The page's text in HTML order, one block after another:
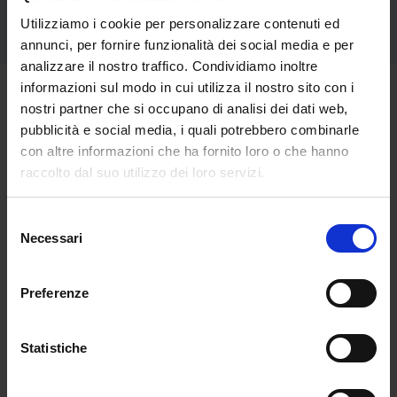
Utilizziamo i cookie per personalizzare contenuti ed
annunci, per fornire funzionalità dei social media e per
analizzare il nostro traffico. Condividiamo inoltre
informazioni sul modo in cui utilizza il nostro sito con i
nostri partner che si occupano di analisi dei dati web,
pubblicità e social media, i quali potrebbero combinarle
con altre informazioni che ha fornito loro o che hanno
raccolto dal suo utilizzo dei loro servizi.
delNecessari
Preferenze
Statistiche
MASTER FACOLTÀ DI
INGEGNERIA